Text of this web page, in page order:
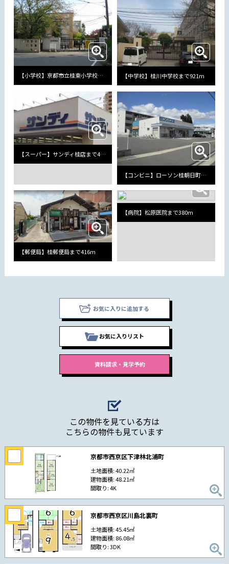
【小学校】京都市立桂東小学校まで604m 【中学校】桂川中学校まで921m
【スーパー】サンディ桂店まで484m
【コンビニ】ローソン桂朝日町店まで321m
【郵便局】桂郵便局まで416m
【病院】松原医院まで380m
お気に入りに追加する
お気に入りリスト
この物件を見ている方は
こちらの物件も見ています
京都市西京区下津林北浦町
土地面積: 40.22㎡
建物面積: 48.21㎡
間取り: 4K
京都市西京区川島北裏町
土地面積: 45.45㎡
建物面積: 86.08㎡
間取り: 3DK